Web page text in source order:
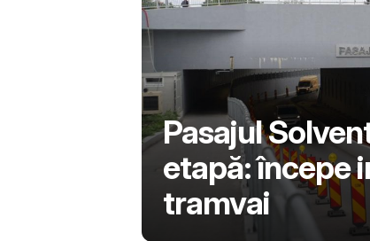
Pasajul
etapă: începe
tramvai